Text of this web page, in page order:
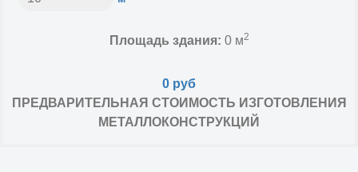
Площадь здания: 0м2
0 руб
ПРЕДВАРИТЕЛЬНАЯ СТОИМОСТЬ ИЗГОТОВЛЕНИЯ
МЕТАЛЛОКОНСТРУКЦИЙ